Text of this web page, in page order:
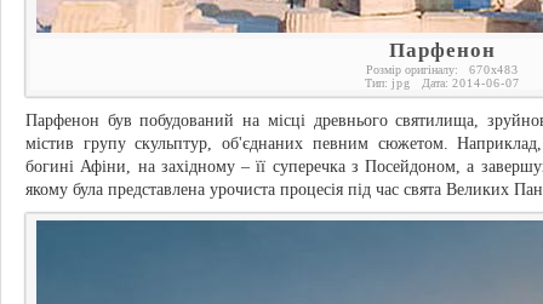
Парфенон
Розмір оригіналу: 670x483
Тип: jpg Дата: 2014-06-07
Парфенон був побудований на місці древнього святилища,
містив групу скульптур, об'єднаних певним сюжетом.
богині Афіни, на західному – її суперечка з Посейдоном, а
якому була представлена урочиста процесія під час свята Великих